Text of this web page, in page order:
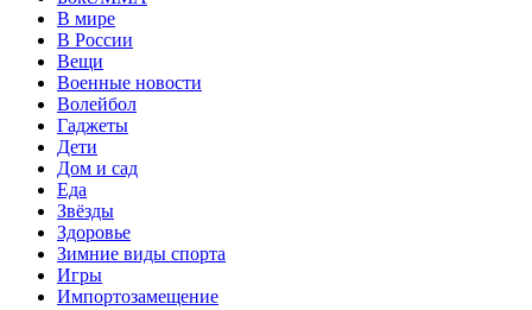
В мире
В России
Вещи
Военные новости
Волейбол
Гаджеты
Дети
Дом и сад
Еда
Звёзды
Здоровье
Зимние виды спорта
Игры
Импортозамещение